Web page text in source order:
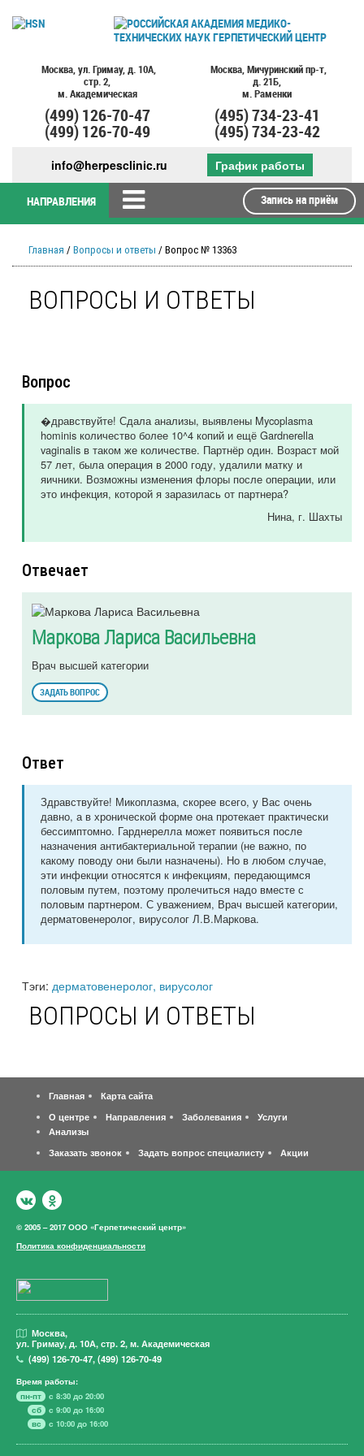
Москва, ул. Гримау, д. 10А,
стр. 2,
м. Академическая
(499)126-70-47
(499)126-70-49
Москва, Мичуринский пр-т,
д. 21Б,
м. Раменки
(495)734-23-41
(495)734-23-42
info@herpesclinic.ru График работы
НАПРАВЛЕНИЯ Запись на приём
Главная / Вопросы и ответы / Вопрос № 13363
ВОПРОСЫ И ОТВЕТЫ
Вопрос
�дравствуйте! Сдала анализы, выявлены Mycoplasma
hominis количество более 10^4 копий и ещё Gardnerella
vaginalis в таком же количестве. Партнёр один. Возраст мой
57 лет, была операция в 2000 году, удалили матку и
яичники. Возможны изменения флоры после операции, или
это инфекция, которой я заразилась от партнера?
Нина, г. Шахты
Отвечает
Маркова Лариса Васильевна
Врач высшей категории
ЗАДАТЬ ВОПРОС
Ответ
Здравствуйте! Микоплазма, скорее всего, у Вас очень
давно, а в хронической форме она протекает практически
бессимптомно. Гарднерелла может появиться после
назначения антибактериальной терапии (не важно, по
какому поводу они были назначены). Но в любом случае,
эти инфекции относятся к инфекциям, передающимся
половым путем, поэтому пролечиться надо вместе с
половым партнером. С уважением, Врач высшей категории,
дерматовенеролог, вирусолог Л.В.Маркова.
Тэги: дерматовенеролог, вирусолог
ВОПРОСЫ И ОТВЕТЫ
Главная
Карта сайта
О центре
Направления Заболевания
Услуги
Анализы
Заказать звонок
Задать вопрос специалисту Акции
© 2005 – 2017 ООО «Герпетический центр»
Политика конфиденциальности
Москва,
ул. Гримау, д. 10А, стр. 2, м. Академическая
(499)126-70-47,(499)126-70-49
Время работы:
пн-пт
с 8:30 до 20:00
сб
с 9:00 до 16:00
вс
с 10:00 до 16:00